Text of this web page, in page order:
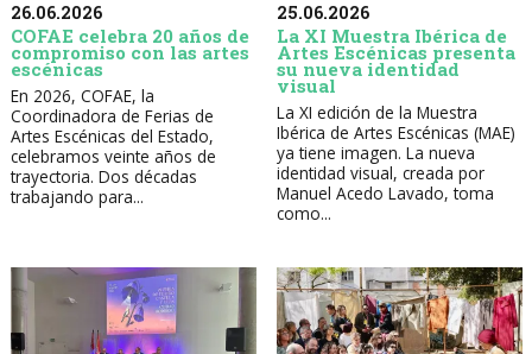
26.06.2026
COFAE celebra 20 años de
compromiso con las artes
escénicas
En 2026, COFAE, la
Coordinadora de Ferias de
Artes Escénicas del Estado,
celebramos veinte años de
trayectoria. Dos décadas
trabajando para...
25.06.2026
La XI Muestra Ibérica de
Artes Escénicas presenta
su nueva identidad
visual
La XI edición de la Muestra
Ibérica de Artes Escénicas (MAE)
ya tiene imagen. La nueva
identidad visual, creada por
Manuel Acedo Lavado, toma
como...